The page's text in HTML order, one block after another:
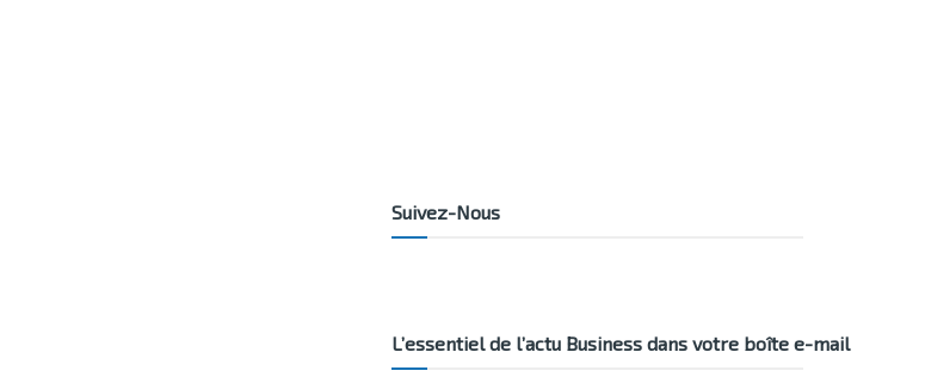
Suivez-Nous
L’essentiel de l’actu Business dans votre boîte e-mail